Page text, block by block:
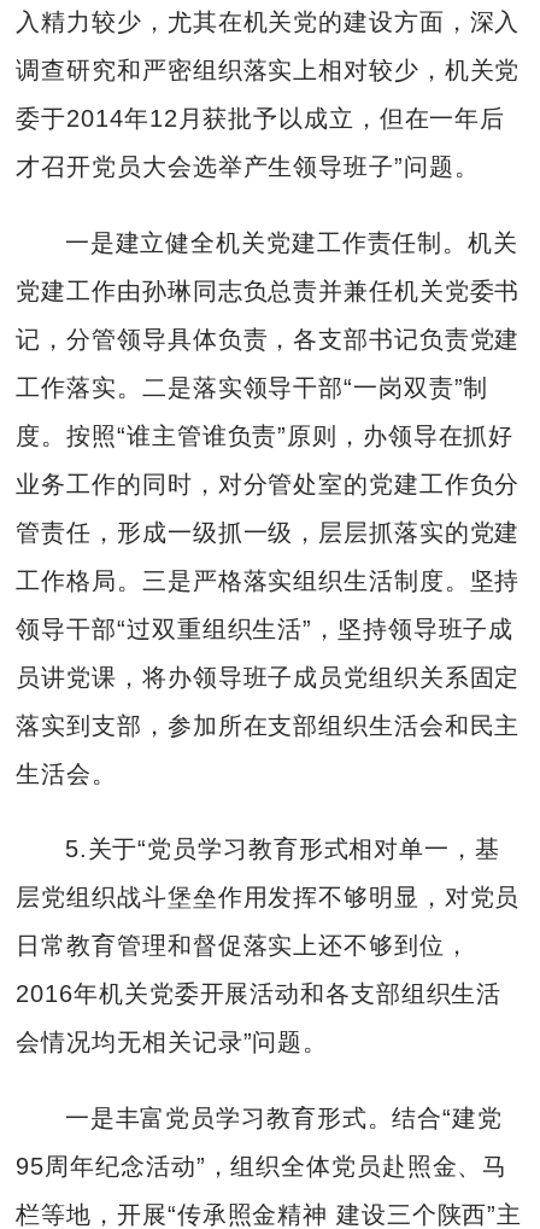
入精力较少，尤其在机关党的建设方面，深入
调查研究和严密组织落实上相对较少，机关党
委于2014年12月获批予以成立，但在一年后
才召开党员大会选举产生领导班子”问题。
一是建立健全机关党建工作责任制。机关
党建工作由孙琳同志负总责并兼任机关党委书
记，分管领导具体负责，各支部书记负责党建
工作落实。二是落实领导干部“一岗双责”制
度。按照“谁主管谁负责”原则，办领导在抓好
业务工作的同时，对分管处室的党建工作负分
管责任，形成一级抓一级，层层抓落实的党建
工作格局。三是严格落实组织生活制度。坚持
领导干部“过双重组织生活”，坚持领导班子成
员讲党课，将办领导班子成员党组织关系固定
落实到支部，参加所在支部组织生活会和民主
生活会。
5.关于“党员学习教育形式相对单一，基
层党组织战斗堡垒作用发挥不够明显，对党员
日常教育管理和督促落实上还不够到位，
2016年机关党委开展活动和各支部组织生活
会情况均无相关记录”问题。
一是丰富党员学习教育形式。结合“建党
95周年纪念活动”，组织全体党员赴照金、马
栏等地，开展“传承照金精神 建设三个陕西”主